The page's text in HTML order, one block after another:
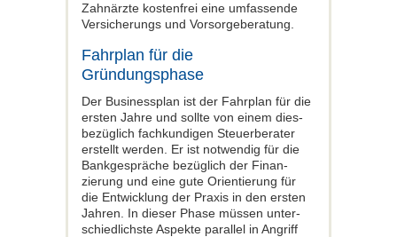
Zahnärzte kostenfrei eine umfassende
Versicherungs­ und Vor­sorgeberatung.
Fahrplan für die
Gründungsphase
Der Businessplan ist der Fahrplan für die
ersten Jahre und sollte von einem dies­
bezüglich fachkundigen Steuerberater
erstellt werden. Er ist notwendig für die
Bankgespräche bezüglich der Finan­
zierung und eine gute Orientierung für
die Entwicklung der Praxis in den ersten
Jahren. In dieser Phase müssen unter­
schiedlichste Aspekte parallel in Angriff